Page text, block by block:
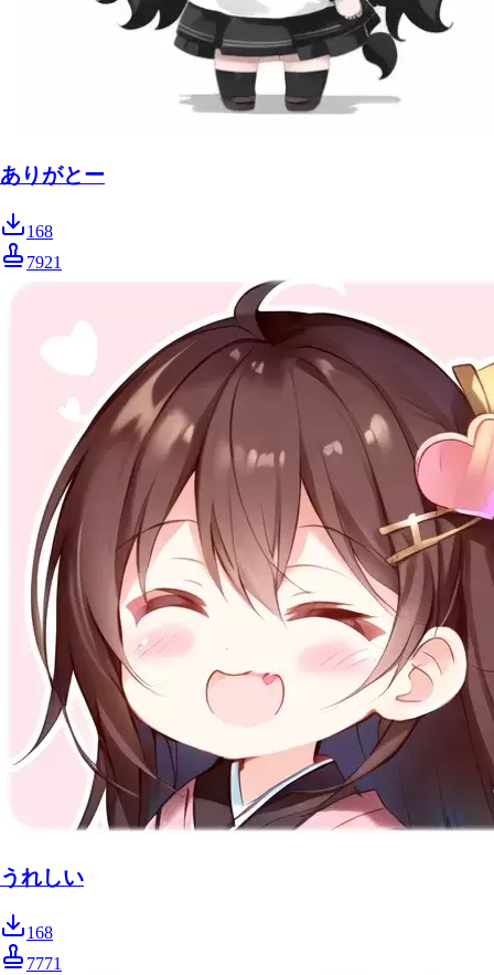
ありがとー
168
7921
うれしい
168
7771